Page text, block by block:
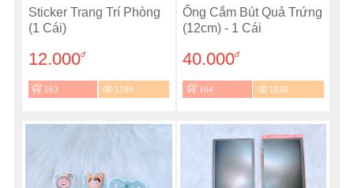
Sticker Trang Trí Phòng
(1 Cái)
12.000đ
163 1599
Ống Cắm Bút Quả Trứng
(12cm) - 1 Cái
40.000đ
164 1848